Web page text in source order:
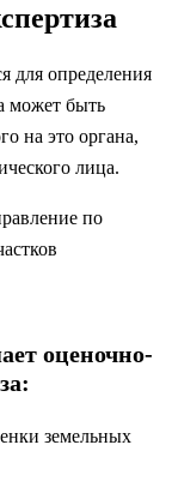
для определения
может быть
на это органа,
лица.
по
оценочно-
земельных